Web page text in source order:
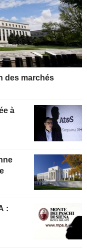
des marchés
: